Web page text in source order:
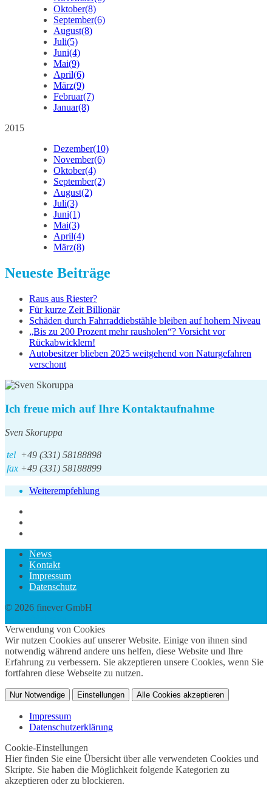
Oktober(8)
September(6)
August(8)
Juli(5)
Juni(4)
Mai(9)
April(6)
März(9)
Februar(7)
Januar(8)
2015
Dezember(10)
November(6)
Oktober(4)
September(2)
August(2)
Juli(3)
Juni(1)
Mai(3)
April(4)
März(8)
Neueste Beiträge
Raus aus Riester?
Für kurze Zeit Billionär
Schäden durch Fahrraddiebstähle bleiben auf hohem Niveau
„Bis zu 200 Prozent mehr rausholen“? Vorsicht vor
Rückabwicklern!
Autobesitzer blieben 2025 weitgehend von Naturgefahren
verschont
Ich freue mich auf Ihre Kontaktaufnahme
Sven Skoruppa
tel +49 (331) 58188898
fax +49 (331) 58188899
Weiterempfehlung
News
Kontakt
Impressum
Datenschutz
© 2026 finever GmbH
Verwendung von Cookies
Wir nutzen Cookies auf unserer Website. Einige von ihnen sind
notwendig während andere uns helfen, diese Website und Ihre
Erfahrung zu verbessern. Sie akzeptieren unsere Cookies, wenn Sie
fortfahren diese Webseite zu nutzen.
Nur Notwendige Einstellungen Alle Cookies akzeptieren
Impressum
Datenschutzerklärung
Cookie-Einstellungen
Hier finden Sie eine Übersicht über alle verwendeten Cookies und
Skripte. Sie haben die Möglichkeit folgende Kategorien zu
akzeptieren oder zu blockieren.